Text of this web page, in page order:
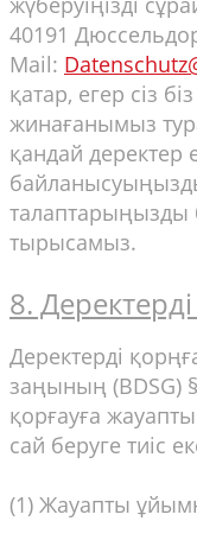
40191
Mail:
қатар, егер сіз
жинағанымыз
қандай деректер
талаптарыңызды
тырысамыз.
8.
Деректерді
заңының (BDSG)
қорғауға
сай беруге тиіс
(1) Жауапты